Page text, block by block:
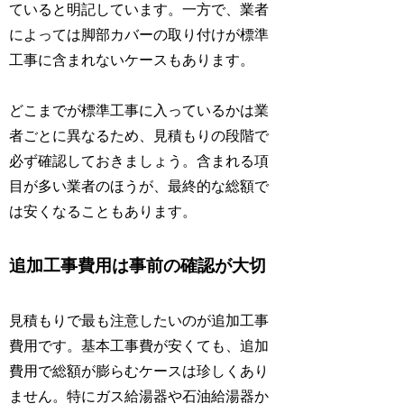
ていると明記しています。一方で、業者
によっては脚部カバーの取り付けが標準
工事に含まれないケースもあります。
どこまでが標準工事に入っているかは業
者ごとに異なるため、見積もりの段階で
必ず確認しておきましょう。含まれる項
目が多い業者のほうが、最終的な総額で
は安くなることもあります。
追加工事費用は事前の確認が大切
見積もりで最も注意したいのが追加工事
費用です。基本工事費が安くても、追加
費用で総額が膨らむケースは珍しくあり
ません。特にガス給湯器や石油給湯器か